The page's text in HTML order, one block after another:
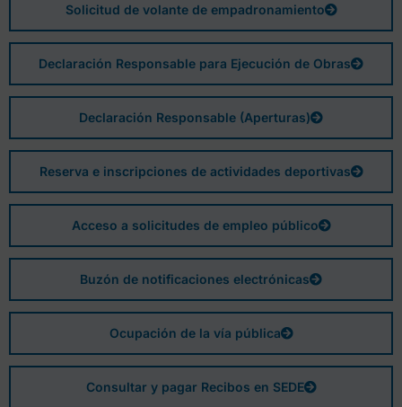
Solicitud de volante de empadronamiento
Declaración Responsable para Ejecución de Obras
Declaración Responsable (Aperturas)
Reserva e inscripciones de actividades deportivas
Acceso a solicitudes de empleo público
Buzón de notificaciones electrónicas
Ocupación de la vía pública
Consultar y pagar Recibos en SEDE